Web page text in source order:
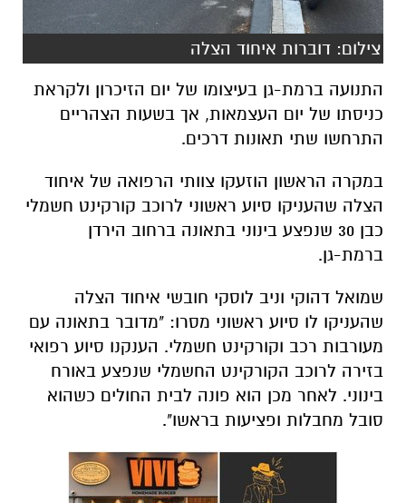
צילום: דוברות איחוד הצלה
התנועה ברמת-גן בעיצומו של יום הזיכרון ולקראת
כניסתו של יום העצמאות, אך בשעות הצהריים
התרחשו שתי תאונות דרכים.
במקרה הראשון הוזעקו צוותי הרפואה של איחוד
הצלה שהעניקו סיוע ראשוני לרוכב קורקינט חשמלי
כבן 30 שנפצע בינוני בתאונה ברחוב הירדן
ברמת-גן.
שמואל דהוקי וניב לוסקי חובשי איחוד הצלה
שהעניקו לו סיוע ראשוני מסרו: "מדובר בתאונה עם
מעורבות רכב וקורקינט חשמלי. הענקנו סיוע רפואי
בזירה לרוכב הקורקינט החשמלי שנפצע באורח
בינוני. לאחר מכן הוא פונה לבית החולים כשהוא
סובל מחבלות ופציעות בראשו".